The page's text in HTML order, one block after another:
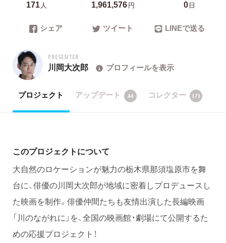
171人 1,961,576円 0日
シェア ツイート LINEで送る
PRESENTER
川岡大次郎 プロフィールを表示
プロジェクト アップデート 44 コレクター 171
このプロジェクトについて
大自然のロケーションが魅力の栃木県那須塩原市を舞
台に、俳優の川岡大次郎が地域に密着しプロデュースし
た映画を制作。俳優仲間たちも友情出演した長編映画
「川のながれに」を、全国の映画館・劇場にて公開するた
めの応援プロジェクト！